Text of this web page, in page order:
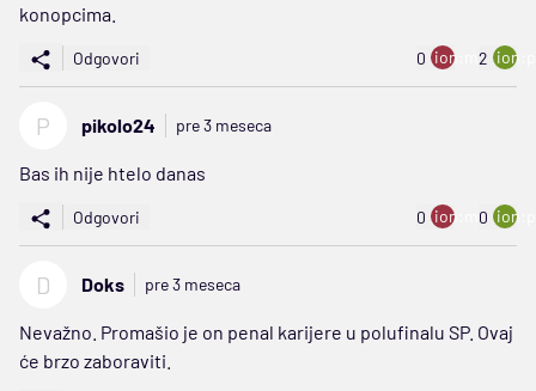
konopcima.
Odgovori 0 ion:minus
2
P pikolo24 pre 3 meseca
Bas ih nije htelo danas
Odgovori 0 ion:minus
0
D Doks pre 3 meseca
Nevažno. Promašio je on penal karijere u polufinalu SP. Ovaj
će brzo zaboraviti.